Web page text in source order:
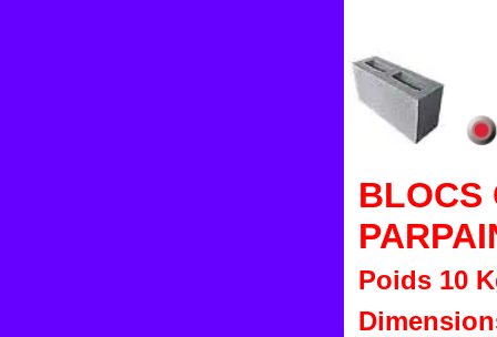
BLOCS
Poids 10